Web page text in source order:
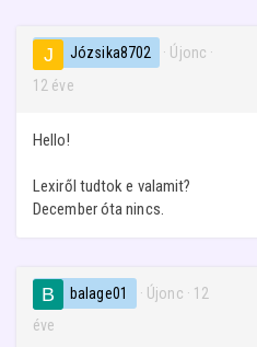
Józsika8702 · Újonc ·
12 éve
Hello!
Lexiről tudtok e valamit?
December óta nincs.
balage01 · Újonc · 12
éve